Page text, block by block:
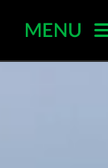
MENU